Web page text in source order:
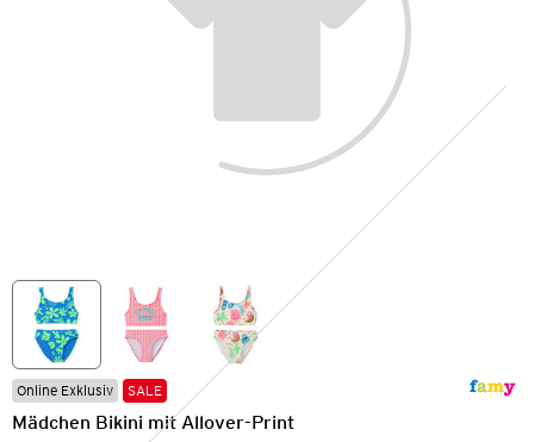
Online Exklusiv SALE
Mädchen Bikini mit Allover-Print